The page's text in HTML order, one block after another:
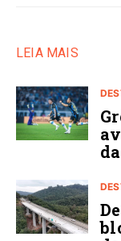
LEIA MAIS